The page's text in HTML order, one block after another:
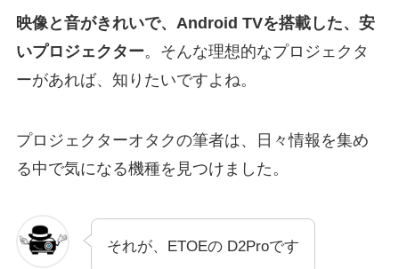
映像と音がきれいで、Android TVを搭載した、安
いプロジェクター。そんな理想的なプロジェクタ
ーがあれば、知りたいですよね。
プロジェクターオタクの筆者は、日々情報を集め
る中で気になる機種を見つけました。
それが、ETOEの D2Proです